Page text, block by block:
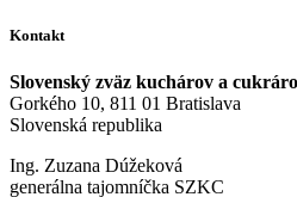
Kontakt
Slovenský zväz kuchárov a
Gorkého 10, 811 01 Bratislava
Slovenská republika
Ing. Zuzana Dúžeková
generálna tajomníčka SZKC